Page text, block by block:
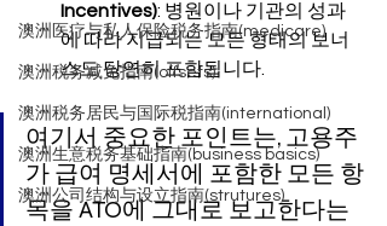
澳洲医疗与私人保险税务指南(medicare)
澳洲税务减免指南(offsets)
澳洲税务居民与国际税指南(international)
澳洲生意税务基础指南(business basics)
澳洲公司结构与设立指南(strutures)
Incentives): 병원이나 기관의 성과
에 따라 지급되는 모든 형태의 보너
스도 당연히 포함됩니다.
여기서 중요한 포인트는, 고용주
가 급여 명세서에 포함한 모든 항
목을 ATO에 그대로 보고한다는